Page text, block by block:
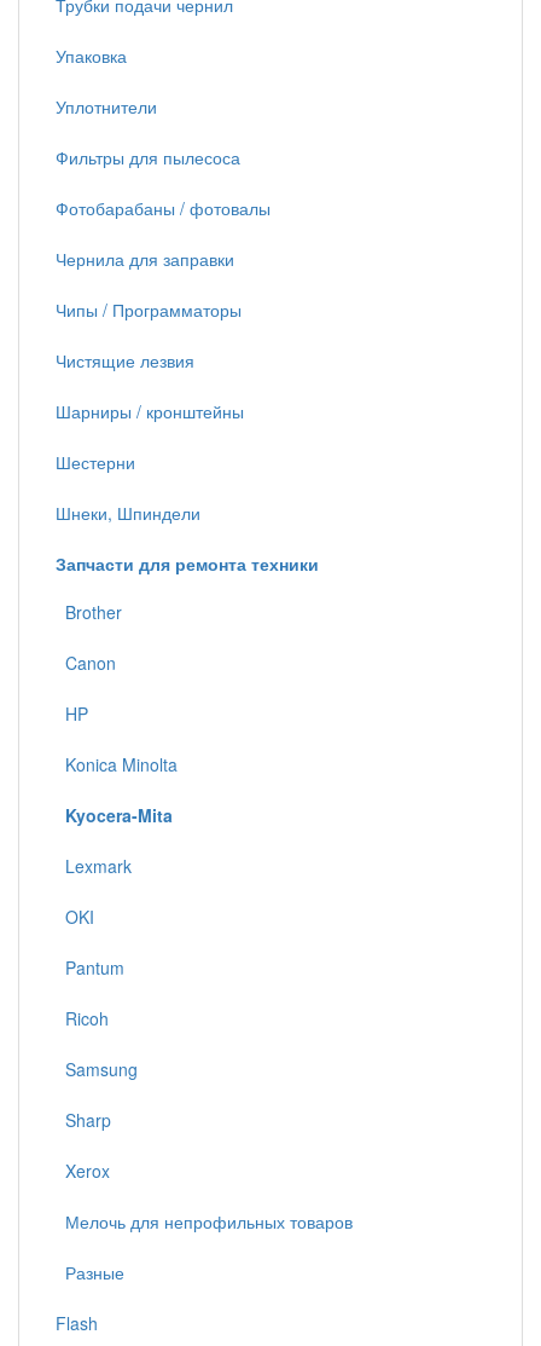
Трубки подачи чернил
Упаковка
Уплотнители
Фильтры для пылесоса
Фотобарабаны / фотовалы
Чернила для заправки
Чипы / Программаторы
Чистящие лезвия
Шарниры / кронштейны
Шестерни
Шнеки, Шпиндели
Запчасти для ремонта техники
Brother
Canon
HP
Konica Minolta
Kyocera-Mita
Lexmark
OKI
Pantum
Ricoh
Samsung
Sharp
Xerox
Мелочь для непрофильных товаров
Разные
Flash